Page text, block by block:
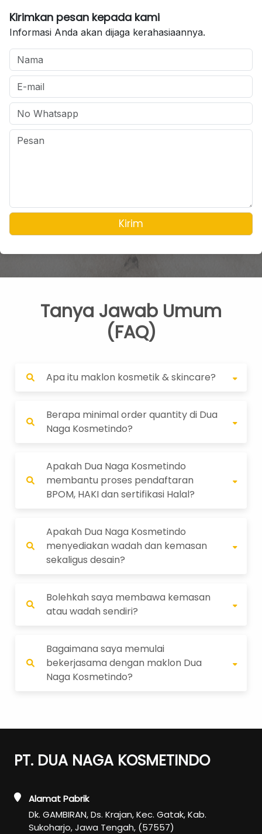
Kirimkan pesan kepada kami
Informasi Anda akan dijaga kerahasiaannya.
Kirim
Tanya Jawab Umum
(FAQ)
Apa itu maklon kosmetik & skincare?
Berapa minimal order quantity di Dua
Naga Kosmetindo?
Apakah Dua Naga Kosmetindo
membantu proses pendaftaran
BPOM, HAKI dan sertifikasi Halal?
Apakah Dua Naga Kosmetindo
menyediakan wadah dan kemasan
sekaligus desain?
Bolehkah saya membawa kemasan
atau wadah sendiri?
Bagaimana saya memulai
bekerjasama dengan maklon Dua
Naga Kosmetindo?
PT. DUA NAGA KOSMETINDO
Alamat Pabrik
Dk. GAMBIRAN, Ds. Krajan, Kec. Gatak, Kab.
Sukoharjo, Jawa Tengah, (57557)